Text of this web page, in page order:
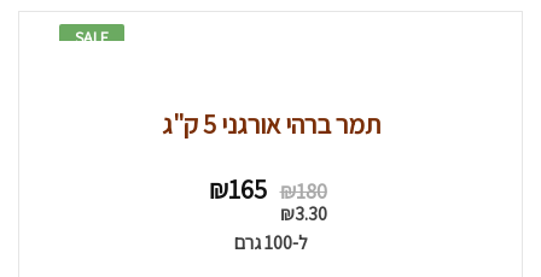
SALE
תמר ברהי אורגני 5 ק"ג
₪180Original
price
₪165
Current
price
₪3.30
ל-100 גרם